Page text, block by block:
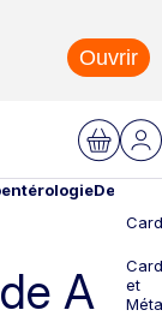
Ouvrir
de A
et